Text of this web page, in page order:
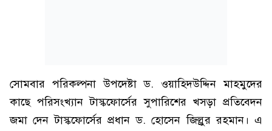
সোমবার পরিকল্পনা উপদেষ্টা ড. ওয়াহিদউদ্দিন মাহমুদের
কাছে পরিসংখ্যান টাস্কফোর্সের সুপারিশের খসড়া প্রতিবেদন
জমা দেন টাস্কফোর্সের প্রধান ড. হোসেন জিল্লুর রহমান। এ